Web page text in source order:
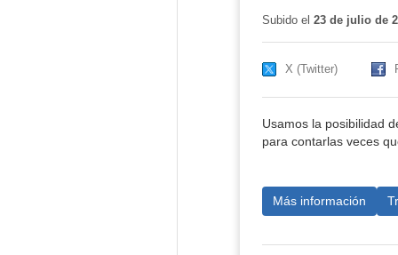
Subido el 23 de julio de
X (Twitter)
Usamos la posibilidad
para contarlas veces
Más información